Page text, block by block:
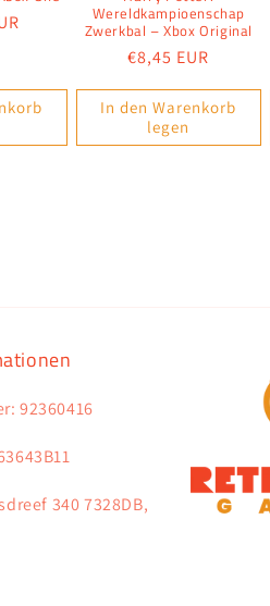
Wereldkampioenschap
Zwerkbal – Xbox Original
Normaler
Preis
€8,45 EUR
In den Warenkorb
legen
92360416
340 7328DB,